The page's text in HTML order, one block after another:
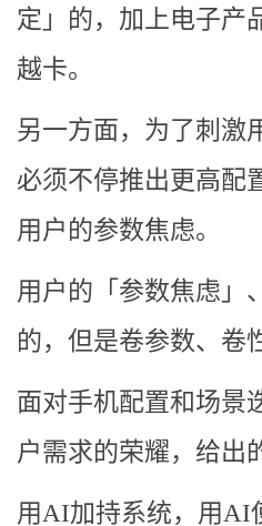
定」的，加上电子产
越卡。
另一方面，为了刺激
必须不停推出更高配
用户的参数焦虑。
用户的「参数焦虑」
的，但是卷参数、卷
面对手机配置和场景
户需求的荣耀，给出
用AI加持系统，用AI